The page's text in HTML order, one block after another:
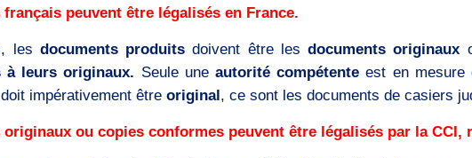
peuvent être légalisés en France.
les documents produits doivent être lesdocuments originaux
à leurs originaux. Seule une autorité compétente est en mesure
impérativement être original, ce sont les documents de casiers
ou copies conformes peuvent être légalisés par la CCI,